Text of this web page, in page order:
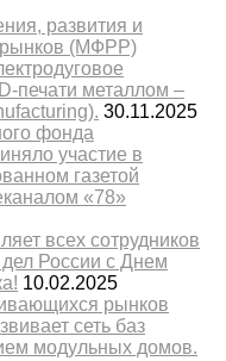
развития и
рынков (МФРР)
печати металлом –
30.11.2025
фонда
участие в
газетой
«78»
всех сотрудников
России с Днем
10.02.2025
рынков
сеть баз
модульных домов.